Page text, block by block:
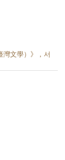
灣文學）》，서